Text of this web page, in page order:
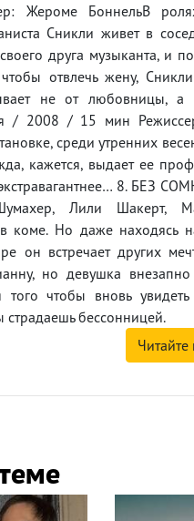
Жероме БоннельВ
Сникли живет в
друга музыканта, и
чтобы отвлечь жену,
не от любовницы,
/ 2008 / 15 мин
среди утренних
кажется, выдает ее
8. БЕЗ
Лили Шакерт,
коме. Но даже находясь
он встречает других
но девушка
чтобы вновь
страдаешь бессонницей.